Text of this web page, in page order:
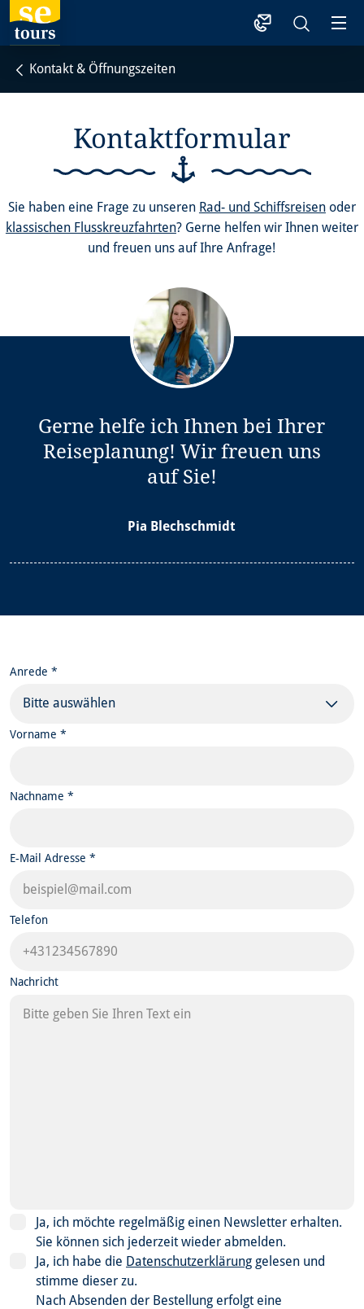
1
Kontakt & Öffnungszeiten
Kontaktformular
Sie haben eine Frage zu unseren Rad- und Schiffsreisenoder
klassischen Flusskreuzfahrten? Gerne helfen wir Ihnen weiter
und freuen uns auf Ihre Anfrage!
Gerne helfe ich Ihnen bei Ihrer
Reiseplanung! Wir freuen uns
auf Sie!
Pia Blechschmidt
Anrede *
Bitte auswählen
Vorname *
Nachname *
E-Mail Adresse *
Telefon
Nachricht
Ja, ich möchte regelmäßig einen Newsletter erhalten.
Sie können sich jederzeit wieder abmelden.
Ja, ich habe die Datenschutzerklärung gelesen und
stimme dieser zu.
Nach Absenden der Bestellung erfolgt eine